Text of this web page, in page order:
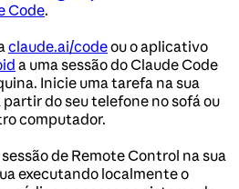
Code.
claude.ai/codeou o aplicativo
a uma sessão do Claude Code
Inicie uma tarefa na sua
do seu telefone no sofá ou
computador.
de Remote Control na sua
executando localmente o